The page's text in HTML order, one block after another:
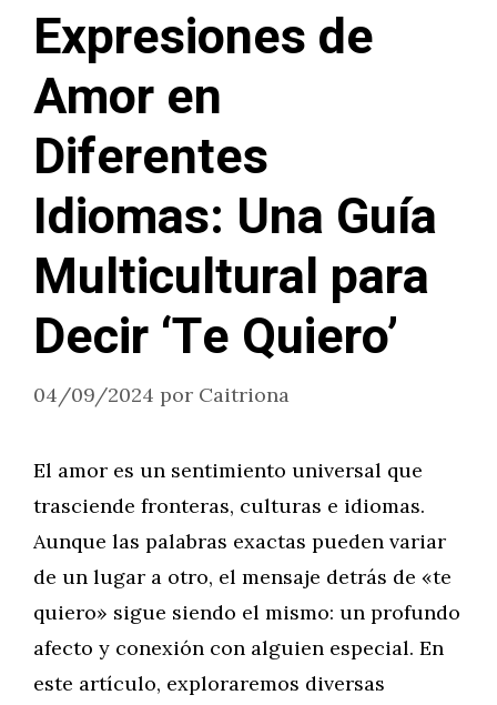
Expresiones de
Amor en
Diferentes
Idiomas: Una Guía
Multicultural para
Decir ‘Te Quiero’
04/09/2024 por Caitriona
El amor es un sentimiento universal que
trasciende fronteras, culturas e idiomas.
Aunque las palabras exactas pueden variar
de un lugar a otro, el mensaje detrás de «te
quiero» sigue siendo el mismo: un profundo
afecto y conexión con alguien especial. En
este artículo, exploraremos diversas